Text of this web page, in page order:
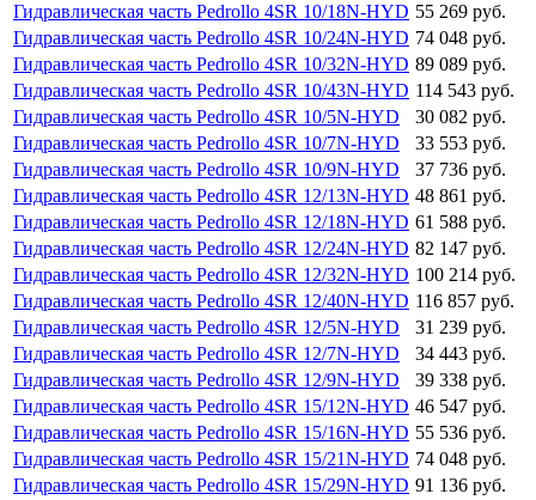
Гидравлическая часть Pedrollo 4SR 10/18N-HYD 55 269 руб.
Гидравлическая часть Pedrollo 4SR 10/24N-HYD 74 048 руб.
Гидравлическая часть Pedrollo 4SR 10/32N-HYD 89 089 руб.
Гидравлическая часть Pedrollo 4SR 10/43N-HYD 114 543 руб.
Гидравлическая часть Pedrollo 4SR 10/5N-HYD
30 082 руб.
Гидравлическая часть Pedrollo 4SR 10/7N-HYD
33 553 руб.
Гидравлическая часть Pedrollo 4SR 10/9N-HYD
37 736 руб.
Гидравлическая часть Pedrollo 4SR 12/13N-HYD 48 861 руб.
Гидравлическая часть Pedrollo 4SR 12/18N-HYD 61 588 руб.
Гидравлическая часть Pedrollo 4SR 12/24N-HYD 82 147 руб.
Гидравлическая часть Pedrollo 4SR 12/32N-HYD 100 214 руб.
Гидравлическая часть Pedrollo 4SR 12/40N-HYD 116 857 руб.
Гидравлическая часть Pedrollo 4SR 12/5N-HYD
31 239 руб.
Гидравлическая часть Pedrollo 4SR 12/7N-HYD
34 443 руб.
Гидравлическая часть Pedrollo 4SR 12/9N-HYD
39 338 руб.
Гидравлическая часть Pedrollo 4SR 15/12N-HYD 46 547 руб.
Гидравлическая часть Pedrollo 4SR 15/16N-HYD 55 536 руб.
Гидравлическая часть Pedrollo 4SR 15/21N-HYD 74 048 руб.
Гидравлическая часть Pedrollo 4SR 15/29N-HYD 91 136 руб.